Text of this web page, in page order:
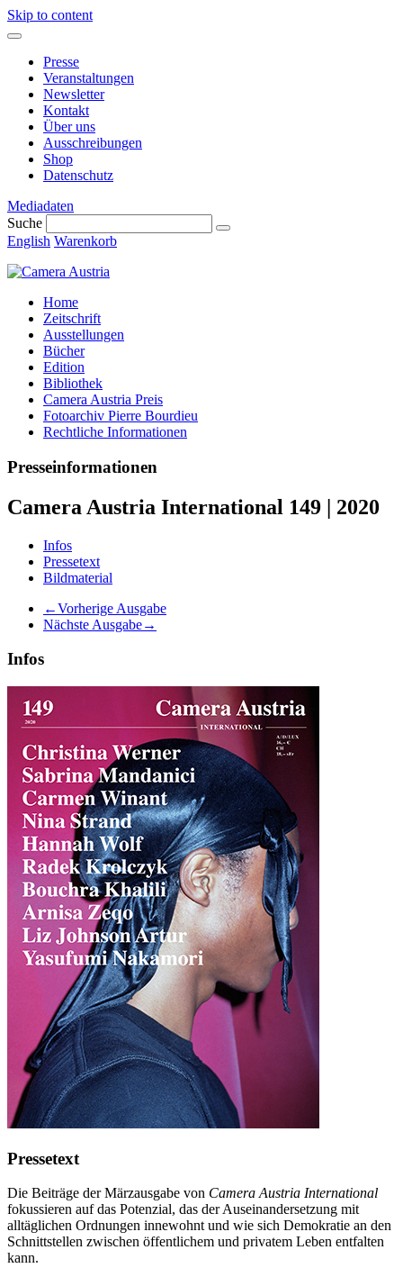
Skip to content
Presse
Veranstaltungen
Newsletter
Kontakt
Über uns
Ausschreibungen
Shop
Datenschutz
Mediadaten
Suche
English Warenkorb
Home
Zeitschrift
Ausstellungen
Bücher
Edition
Bibliothek
Camera Austria Preis
Fotoarchiv Pierre Bourdieu
Rechtliche Informationen
Presseinformationen
Camera Austria International 149 | 2020
Infos
Pressetext
Bildmaterial
←Vorherige Ausgabe
Nächste Ausgabe→
Infos
Pressetext
Die Beiträge der Märzausgabe von Camera Austria International
fokussieren auf das Potenzial, das der Auseinandersetzung mit
alltäglichen Ordnungen innewohnt und wie sich Demokratie an den
Schnittstellen zwischen öffentlichem und privatem Leben entfalten
kann.